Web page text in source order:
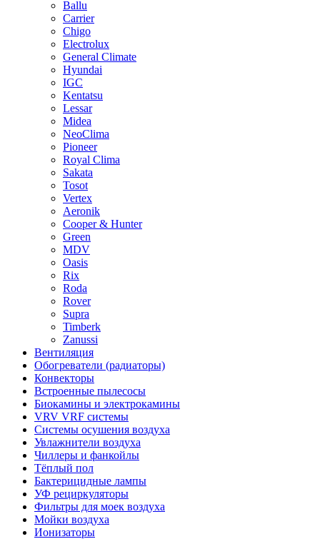
Ballu
Carrier
Chigo
Electrolux
General Climate
Hyundai
IGC
Kentatsu
Lessar
Midea
NeoClima
Pioneer
Royal Clima
Sakata
Tosot
Vertex
Aeronik
Cooper & Hunter
Green
MDV
Oasis
Rix
Roda
Rover
Supra
Timberk
Zanussi
Вентиляция
Обогреватели (радиаторы)
Конвекторы
Встроенные пылесосы
Биокамины и электрокамины
VRV VRF системы
Системы осушения воздуха
Увлажнители воздуха
Чиллеры и фанкойлы
Тёплый пол
Бактерицидные лампы
УФ рециркуляторы
Фильтры для моек воздуха
Мойки воздуха
Ионизаторы